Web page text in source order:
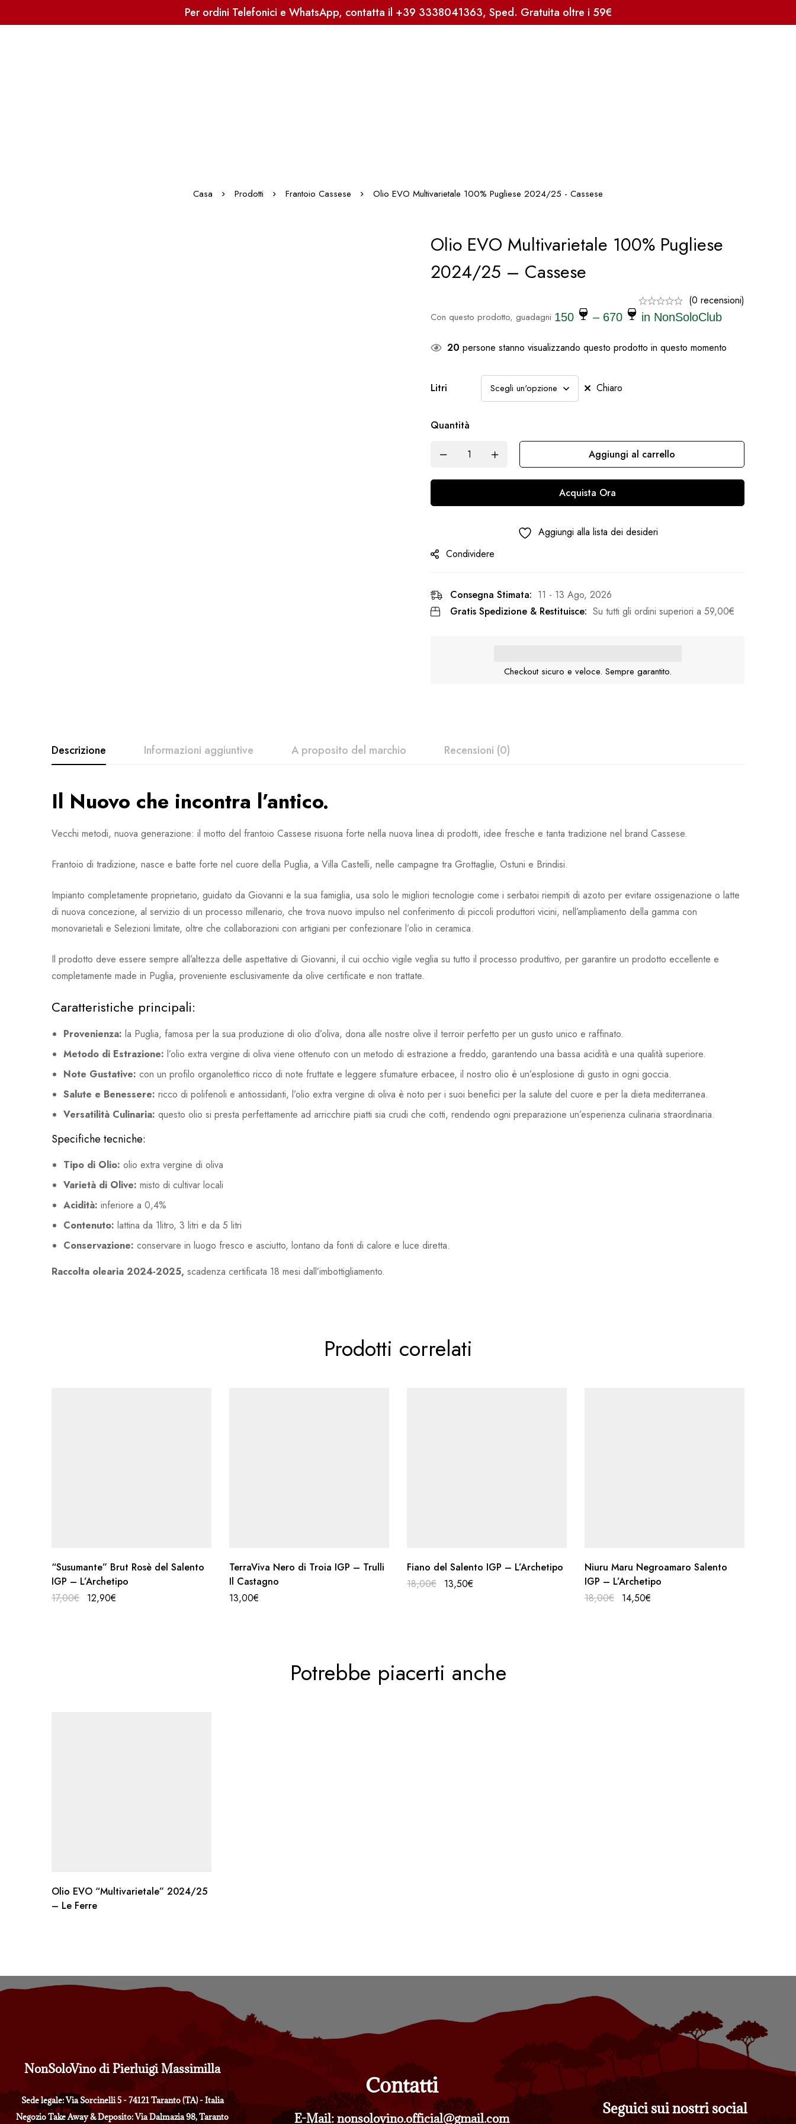
Per ordini Telefonici e WhatsApp, contatta il +39 3338041363, Sped. Gratuita oltre i 59€
Casa Prodotti Frantoio Cassese Olio EVO Multivarietale 100% Pugliese 2024/25 - Cassese
Olio EVO Multivarietale 100% Pugliese
2024/25 – Cassese
(0 recensioni)
Con questo prodotto, guadagni 150 – 670 in NonSoloClub
20 persone stanno visualizzando questo prodotto in questo momento
Litri Chiaro
Quantità
Aggiungi al carrello
Acquista Ora
Aggiungi alla lista dei desideri
Condividere
Consegna Stimata: 11 - 13 Ago, 2026
Gratis Spedizione & Restituisce: Su tutti gli ordini superiori a 59,00€
Checkout sicuro e veloce. Sempre garantito.
Descrizione Informazioni aggiuntive A proposito del marchio Recensioni (0)
Il Nuovo che incontra l’antico.
Vecchi metodi, nuova generazione: il motto del frantoio Cassese risuona forte nella nuova linea di prodotti, idee fresche e tanta tradizione nel brand Cassese.
Frantoio di tradizione, nasce e batte forte nel cuore della Puglia, a Villa Castelli, nelle campagne tra Grottaglie, Ostuni e Brindisi.
Impianto completamente proprietario, guidato da Giovanni e la sua famiglia, usa solo le migliori tecnologie come i serbatoi riempiti di azoto per evitare ossigenazione o latte
di nuova concezione, al servizio di un processo millenario, che trova nuovo impulso nel conferimento di piccoli produttori vicini, nell’ampliamento della gamma con
monovarietali e Selezioni limitate, oltre che collaborazioni con artigiani per confezionare l’olio in ceramica.
Il prodotto deve essere sempre all’altezza delle aspettative di Giovanni, il cui occhio vigile veglia su tutto il processo produttivo, per garantire un prodotto eccellente e
completamente made in Puglia, proveniente esclusivamente da olive certificate e non trattate.
Caratteristiche principali:
Provenienza: la Puglia, famosa per la sua produzione di olio d’oliva, dona alle nostre olive il terroir perfetto per un gusto unico e raffinato.
Metodo di Estrazione: l’olio extra vergine di oliva viene ottenuto con un metodo di estrazione a freddo, garantendo una bassa acidità e una qualità superiore.
Note Gustative: con un profilo organolettico ricco di note fruttate e leggere sfumature erbacee, il nostro olio è un’esplosione di gusto in ogni goccia.
Salute e Benessere: ricco di polifenoli e antiossidanti, l’olio extra vergine di oliva è noto per i suoi benefici per la salute del cuore e per la dieta mediterranea.
Versatilità Culinaria: questo olio si presta perfettamente ad arricchire piatti sia crudi che cotti, rendendo ogni preparazione un’esperienza culinaria straordinaria.
Specifiche tecniche:
Tipo di Olio: olio extra vergine di oliva
Varietà di Olive: misto di cultivar locali
Acidità: inferiore a 0,4%
Contenuto: lattina da 1litro, 3 litri e da 5 litri
Conservazione: conservare in luogo fresco e asciutto, lontano da fonti di calore e luce diretta.
Raccolta olearia 2024-2025, scadenza certificata 18 mesi dall’imbottigliamento.
Prodotti correlati
“Susumante” Brut Rosè del Salento
IGP – L’Archetipo
17,00€ 12,90€
TerraViva Nero di Troia IGP – Trulli
Il Castagno
13,00€
Fiano del Salento IGP – L’Archetipo
18,00€ 13,50€
Niuru Maru Negroamaro Salento
IGP – L’Archetipo
18,00€ 14,50€
Potrebbe piacerti anche
Olio EVO “Multivarietale” 2024/25
– Le Ferre
NonSoloVino di Pierluigi Massimilla
Sede legale: Via Sorcinelli 5 - 74121 Taranto (TA) - Italia
Negozio Take Away & Deposito: Via Dalmazia 98, Taranto
Contatti
E-Mail: nonsolovino.official@gmail.com
Seguici sui nostri social